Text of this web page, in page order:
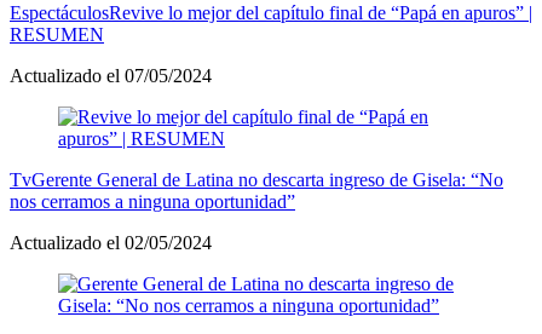
EspectáculosRevive lo mejor del capítulo final de “Papá en apuros” |
RESUMEN
Actualizado el 07/05/2024
TvGerente General de Latina no descarta ingreso de Gisela: “No
nos cerramos a ninguna oportunidad”
Actualizado el 02/05/2024